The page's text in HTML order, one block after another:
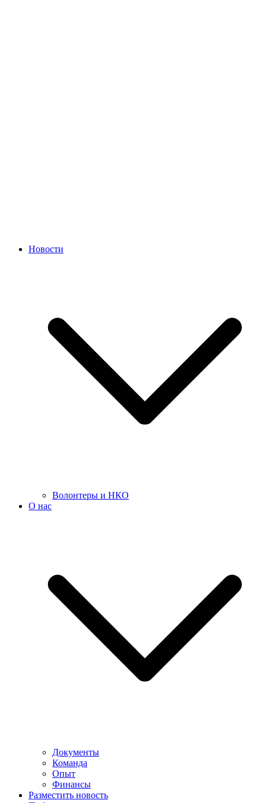
Новости
Волонтеры и НКО
О нас
Документы
Команда
Опыт
Финансы
Разместить новость